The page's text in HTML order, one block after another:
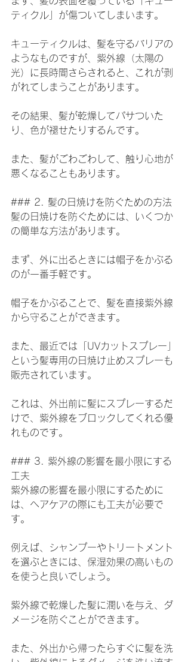
ティクル」が傷ついてしまいます。
キューティクルは、髪を守るバリアの
ようなものですが、紫外線（太陽の
光）に長時間さらされると、これが剥
がれてしまうことがあります。
その結果、髪が乾燥してパサついた
り、色が褪せたりするんです。
また、髪がごわごわして、触り心地が
悪くなることもあります。
### 2. 髪の日焼けを防ぐための方法
髪の日焼けを防ぐためには、いくつか
の簡単な方法があります。
まず、外に出るときには帽子をかぶる
のが一番手軽です。
帽子をかぶることで、髪を直接紫外線
から守ることができます。
また、最近では「UVカットスプレー」
という髪専用の日焼け止めスプレーも
販売されています。
これは、外出前に髪にスプレーするだ
けで、紫外線をブロックしてくれる優
れものです。
### 3. 紫外線の影響を最小限にする
工夫
紫外線の影響を最小限にするために
は、ヘアケアの際にも工夫が必要で
す。
例えば、シャンプーやトリートメント
を選ぶときには、保湿効果の高いもの
を使うと良いでしょう。
紫外線で乾燥した髪に潤いを与え、ダ
メージを防ぐことができます。
また、外出から帰ったらすぐに髪を洗